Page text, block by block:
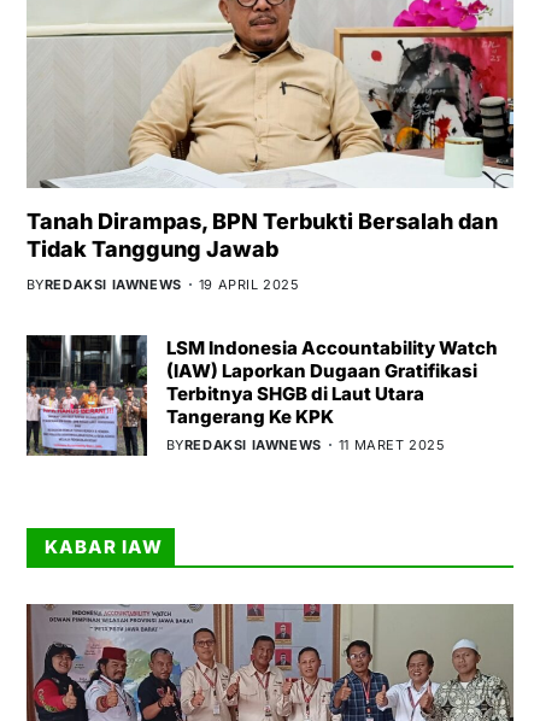
Tanah Dirampas, BPN Terbukti Bersalah dan
Tidak Tanggung Jawab
BYREDAKSI IAWNEWS 19 APRIL 2025
LSM Indonesia Accountability Watch
(IAW) Laporkan Dugaan Gratifikasi
Terbitnya SHGB di Laut Utara
Tangerang Ke KPK
BYREDAKSI IAWNEWS 11 MARET 2025
KABAR IAW